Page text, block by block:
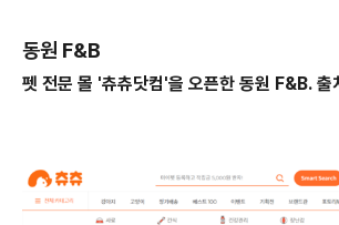
동원 F&B
펫 전문 몰 '츄츄닷컴'을 오픈한 동원 F&B. 출